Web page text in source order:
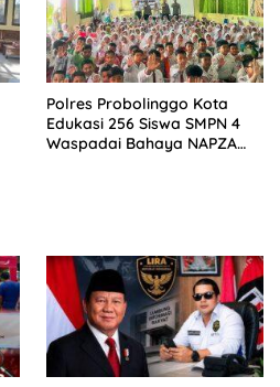
Polres Probolinggo Kota
Edukasi 256 Siswa SMPN 4
Waspadai Bahaya NAPZA